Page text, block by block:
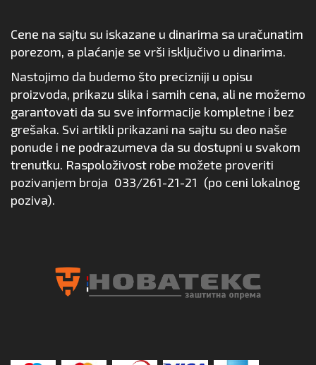
Cene na sajtu su iskazane u dinarima sa uračunatim
porezom, a plaćanje se vrši isključivo u dinarima.
Nastojimo da budemo što precizniji u opisu
proizvoda, prikazu slika i samih cena, ali ne možemo
garantovati da su sve informacije kompletne i bez
grešaka. Svi artikli prikazani na sajtu su deo naše
ponude i ne podrazumeva da su dostupni u svakom
trenutku. Raspoloživost robe možete proveriti
pozivanjem broja 033/261-21-21 (po ceni lokalnog
poziva).